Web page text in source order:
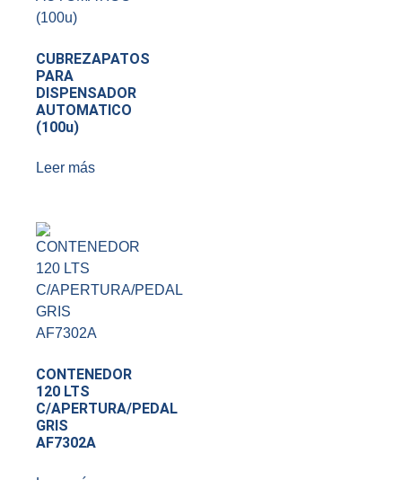
CUBREZAPATOS
PARA
DISPENSADOR
AUTOMATICO
(100u)
Leer más
CONTENEDOR
120 LTS
C/APERTURA/PEDAL
GRIS
AF7302A